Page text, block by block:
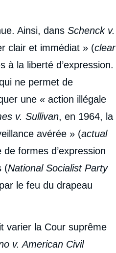
Ainsi, dans Schenck v.
clair et immédiat » (clear
à la liberté d’expression.
ne permet de
une « action illégale
v. Sullivan, en 1964, la
avérée » (actual
formes d’expression
(National Socialist Party
le feu du drapeau
varier la Cour suprême
v. American Civil